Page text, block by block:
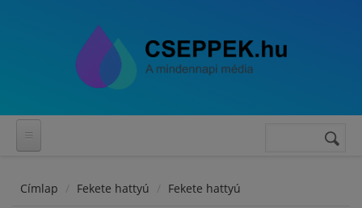
Keresés
Címlap Fekete hattyú Fekete hattyú